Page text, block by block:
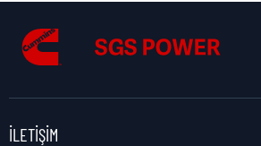
Nakliye Uzunluğu:
İLETIŞIM